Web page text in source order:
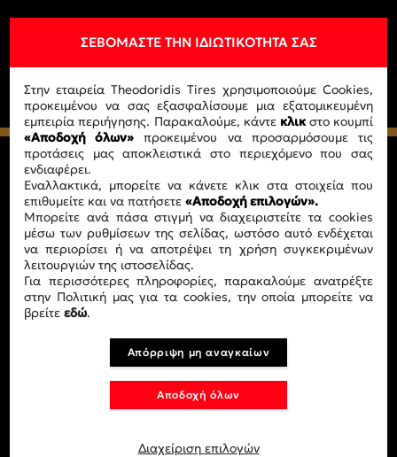
Εταιρία
Σχετικά με εμάς
Η ομάδα
Εγκατασάσεις
Προϊόντα
Ελαστικά
Αεροθάλμοι
ΣΕΒΌΜΑΣΤΕ ΤΗΝ ΙΔΙΩΤΙΚΌΤΗΤΆ ΣΑΣ
Στην εταιρεία Theodoridis Tires χρησιμοποιούμε Cookies,
προκειμένου να σας εξασφαλίσουμε μια εξατομικευμένη
εμπειρία περιήγησης. Παρακαλούμε, κάντε κλικ στο κουμπί
«Αποδοχή όλων» προκειμένου να προσαρμόσουμε τις
προτάσεις μας αποκλειστικά στο περιεχόμενο που σας
ενδιαφέρει.
Εναλλακτικά, μπορείτε να κάνετε κλικ στα στοιχεία που
επιθυμείτε και να πατήσετε«Αποδοχή επιλογών».
Μπορείτε ανά πάσα στιγμή να διαχειριστείτε τα cookies
μέσω των ρυθμίσεων της σελίδας, ωστόσο αυτό ενδέχεται
να περιορίσει ή να αποτρέψει τη χρήση συγκεκριμένων
λειτουργιών της ιστοσελίδας.
Για περισσότερες πληροφορίες, παρακαλούμε ανατρέξτε
στην Πολιτική μας για τα cookies, την οποία μπορείτε να
βρείτεεδώ.
Απόρριψη μη αναγκαίων
Αποδοχή όλων
Διαχείριση επιλογών